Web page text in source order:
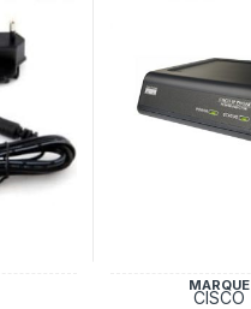
MARQUE
CISCO